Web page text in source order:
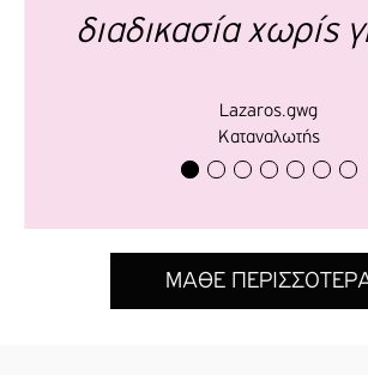
διαδικασία χωρίς
Lazaros.gwg
Καταναλωτής
ΜΑΘΕ